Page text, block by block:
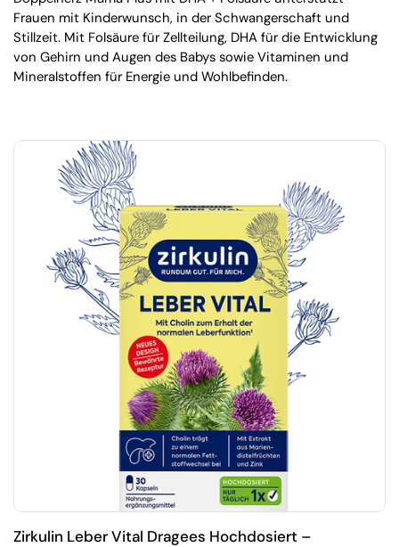
Frauen mit Kinderwunsch, in der Schwangerschaft und
Stillzeit. Mit Folsäure für Zellteilung, DHA für die Entwicklung
von Gehirn und Augen des Babys sowie Vitaminen und
Mineralstoffen für Energie und Wohlbefinden.
Zirkulin Leber Vital Dragees Hochdosiert –